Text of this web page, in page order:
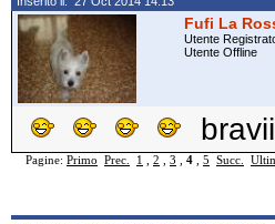
Fufi La
Utente
Utente Offline
Pagine: Primo Prec. 1 2 3 4 5 Succ.